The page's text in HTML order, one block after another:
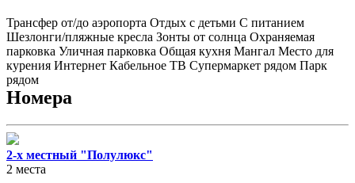
Трансфер от/до аэропорта Отдых с детьми С питанием
Шезлонги/пляжные кресла Зонты от солнца Охраняемая
парковка Уличная парковка Общая кухня Мангал Место для
курения Интернет Кабельное ТВ Супермаркет рядом Парк
рядом
Номера
2-х местный "Полулюкс"
2 места